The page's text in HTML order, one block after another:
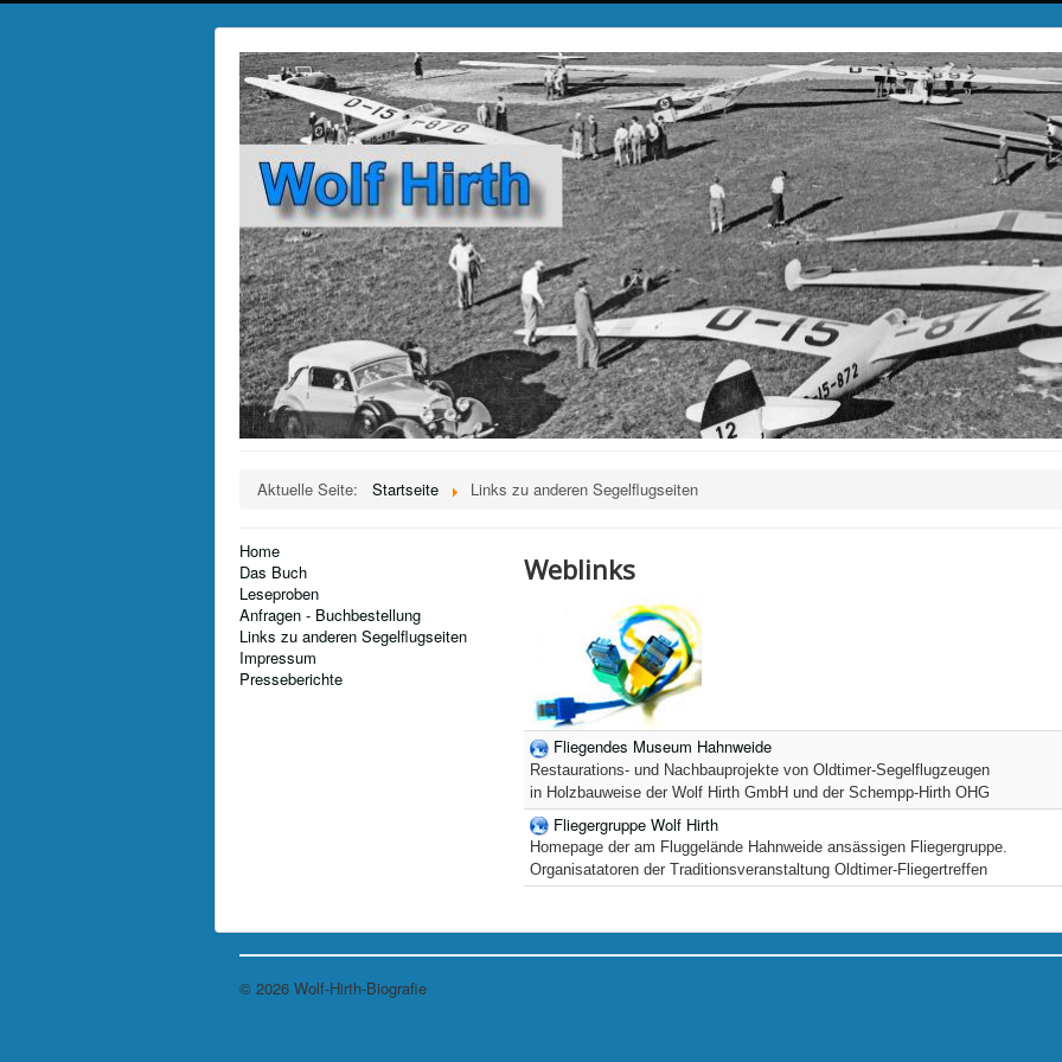
Aktuelle Seite: Startseite Links zu anderen Segelflugseiten
Home
Das Buch
Leseproben
Anfragen - Buchbestellung
Links zu anderen Segelflugseiten
Impressum
Presseberichte
Weblinks
Fliegendes Museum Hahnweide
Restaurations- und Nachbauprojekte von Oldtimer-Segelflugzeugen
in Holzbauweise der Wolf Hirth GmbH und der Schempp-Hirth OHG
Fliegergruppe Wolf Hirth
Homepage der am Fluggelände Hahnweide ansässigen Fliegergruppe.
Organisatatoren der Traditionsveranstaltung Oldtimer-Fliegertreffen
© 2026 Wolf-Hirth-Biografie